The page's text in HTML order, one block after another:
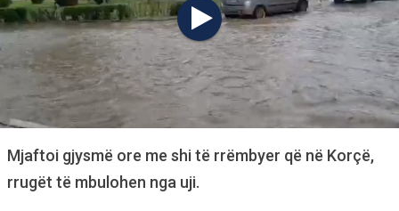
Mjaftoi gjysmë ore me shi të rrëmbyer që në Korçë,
rrugët të mbulohen nga uji.